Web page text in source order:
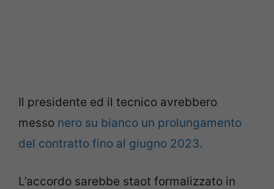
Il presidente ed il tecnico avrebbero
messo nero su bianco un prolungamento
del contratto fino al giugno 2023.
L’accordo sarebbe staot formalizzato in